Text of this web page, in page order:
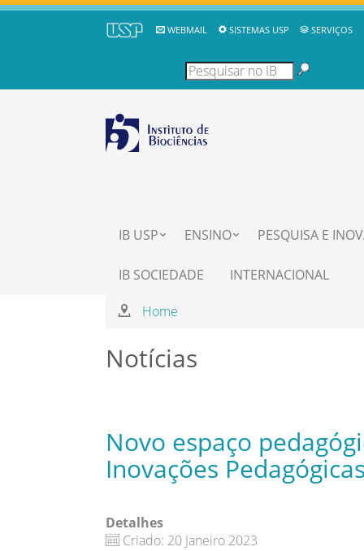
WEBMAIL SISTEMAS USP SERVIÇOS
IB USP ENSINO PESQUISA E
IB SOCIEDADE INTERNACIONAL
Home
Notícias
Novo espaço
Inovações
Detalhes
Criado: 20 Janeiro 2023